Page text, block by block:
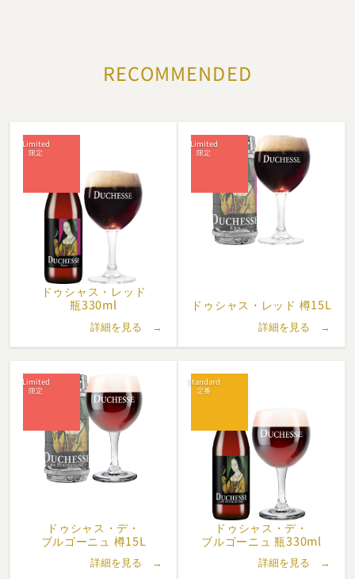
1923）に手助けをしてもらいました。
れました。
醸造所周辺の家々の建築にもこれらの石が使用され、そういった
家はパブとしても土地の人に貸し出されていました。
こんなやり方で醸造所は地域での消費を確保していたのでした。
ビール造りに使用する小麦は周辺の農地から持ち込まれていまし
たが、その農地もまたヴェルハーゲ家が所有していました。
当然ながら、醸造所の最初の客層は殆どが近辺に住んでいる農家
後になって、首都ブリュッセルへの鉄道線路の近くに建っていた
という戦略的な位置がこの醸造所発展のきわめて重要な要素とな
第一次世界大戦の勃発が、醸造所の発展に突然ストップをかける
ことになりました。醸造所は、ポールがドイツ軍へのビール醸造
を断った後ドイツ占領軍によって完全に取り壊されてしまいまし
戦争の弾薬製造材料として銅製品を再利用する目的から、他の多
くの醸造所の醸造設備もまたドイツ軍によって持ち去られまし
１９３７年にレオンとヴィクター・ ヴェルハーゲ（Leon &
Victor Verhaeghe）が、彼らの父親がやっていた醸造-製麦ビジ
ネスを再開しました。
RECOMMENDED
ドゥシャス・ レッド
瓶330ml
詳細を見る →
ドゥシャス・ レッド 樽15L
詳細を見る →
ドゥシャス・デ・
ブルゴーニュ 樽15L
詳細を見る →
ドゥシャス・デ・
ブルゴーニュ 瓶330ml
詳細を見る →